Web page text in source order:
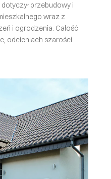
przebudowy i
wraz z
i ogrodzenia. Całość
odcieniach szarości